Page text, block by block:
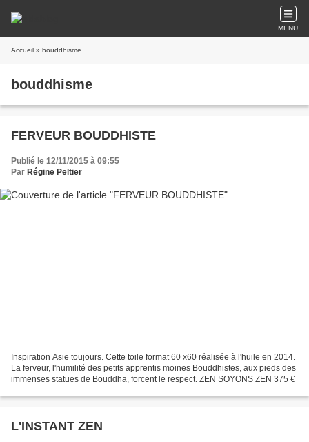
MENU
Accueil » bouddhisme
bouddhisme
FERVEUR BOUDDHISTE
Publié le 12/11/2015 à 09:55
Par Régine Peltier
Inspiration Asie toujours. Cette toile format 60 x60 réalisée à l'huile en 2014.
La ferveur, l'humilité des petits apprentis moines Bouddhistes, aux pieds des
immenses statues de Bouddha, forcent le respect. ZEN SOYONS ZEN 375 €
L'INSTANT ZEN